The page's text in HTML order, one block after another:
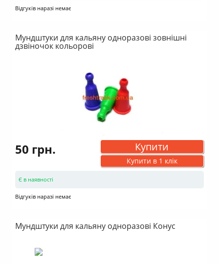
Відгуків наразі немає
Мундштуки для кальяну одноразові зовнішні
дзвіночок кольорові
50 грн. Купити
Купити в 1 клік
Є в наявності
Відгуків наразі немає
Мундштуки для кальяну одноразові Конус